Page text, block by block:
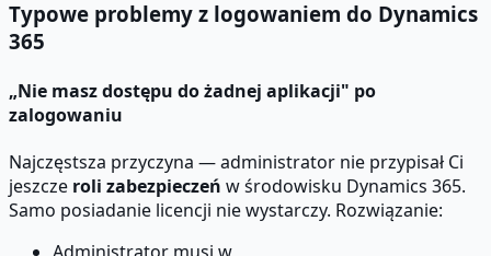
Typowe problemy z logowaniem do Dynamics
365
„Nie masz dostępu do żadnej aplikacji" po
zalogowaniu
Najczęstsza przyczyna — administrator nie przypisał Ci
jeszcze roli zabezpieczeń w środowisku Dynamics 365.
Samo posiadanie licencji nie wystarczy. Rozwiązanie: